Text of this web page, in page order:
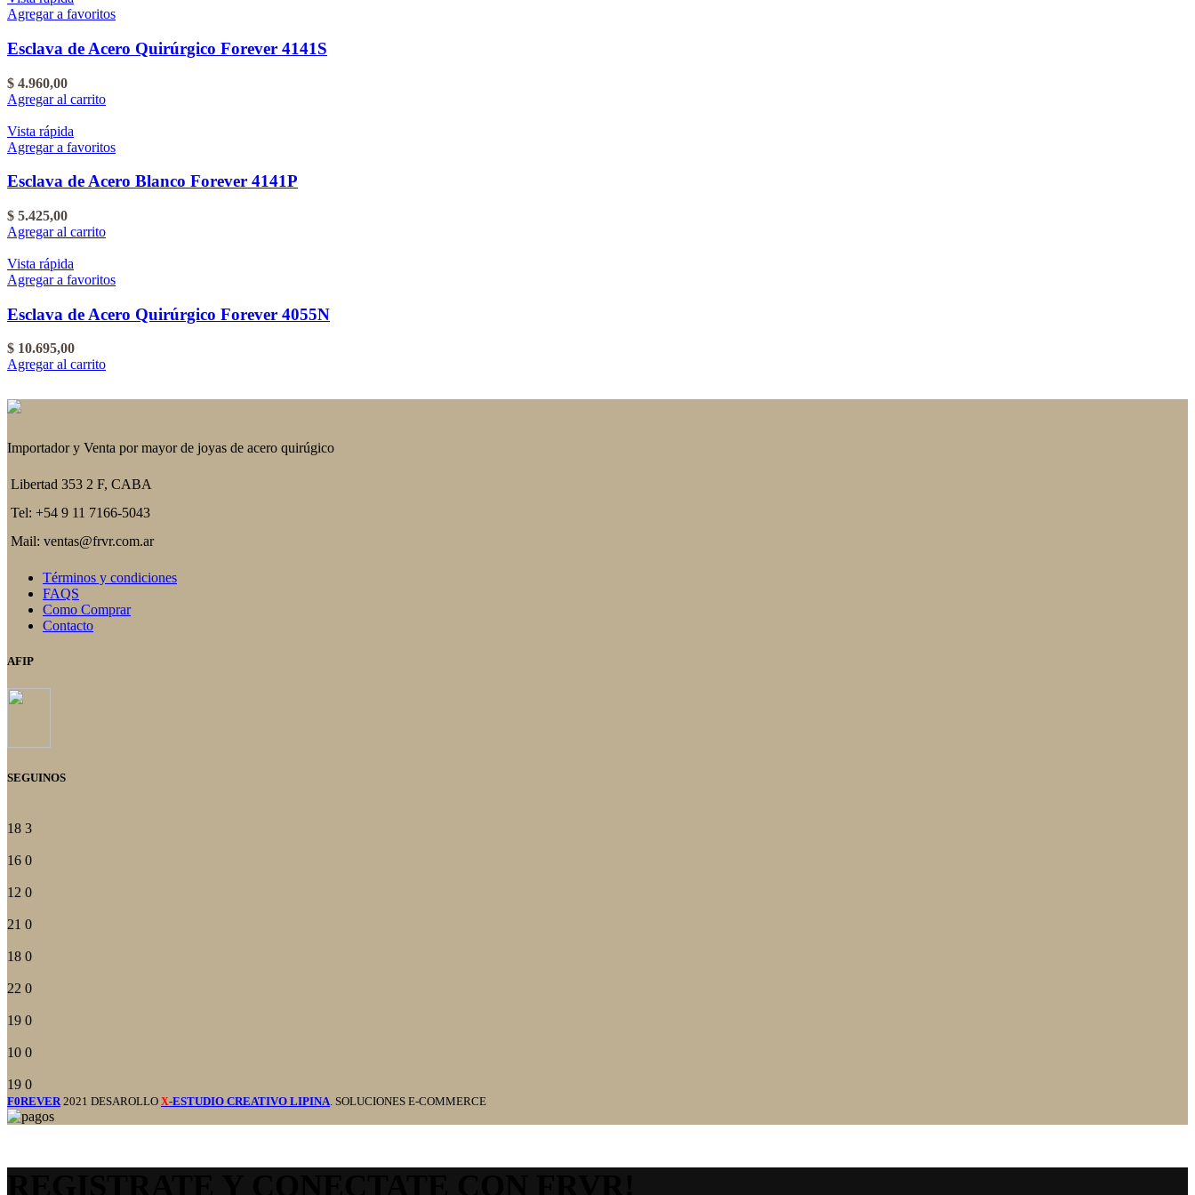
Agregar a favoritos
Esclava de Acero Quirúrgico Forever 4141S
$ 4.960,00
Agregar al carrito
Vista rápida
Agregar a favoritos
Esclava de Acero Blanco Forever 4141P
$ 5.425,00
Agregar al carrito
Vista rápida
Agregar a favoritos
Esclava de Acero Quirúrgico Forever 4055N
$ 10.695,00
Agregar al carrito
Importador y Venta por mayor de joyas de acero quirúgico
Libertad 353 2 F, CABA
Tel: +54 9 11 7166-5043
Mail: ventas@frvr.com.ar
Términos y condiciones
FAQS
Como Comprar
Contacto
AFIP
SEGUINOS
18 3
16 0
12 0
21 0
18 0
22 0
19 0
10 0
19 0
F0REVER 2021 DESAROLLO X-ESTUDIO CREATIVO LIPINA. SOLUCIONES E-COMMERCE